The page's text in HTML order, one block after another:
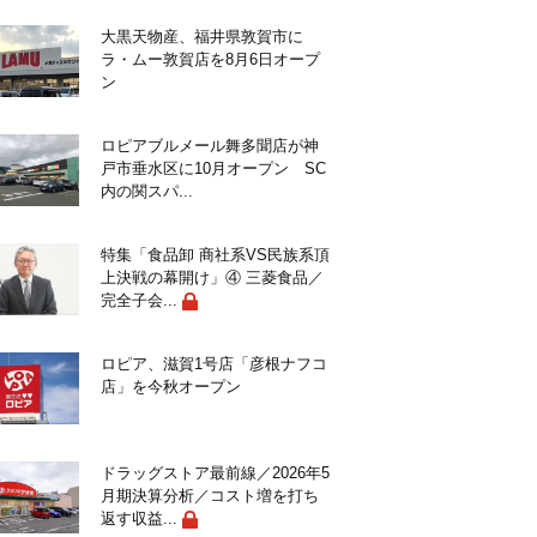
大黒天物産、福井県敦賀市に
ラ・ムー敦賀店を8月6日オープ
ン
ロピアブルメール舞多聞店が神
戸市垂水区に10月オープン SC
内の関スパ...
特集「食品卸 商社系VS民族系頂
上決戦の幕開け」④ 三菱食品／
完全子会...
ロピア、滋賀1号店「彦根ナフコ
店」を今秋オープン
ドラッグストア最前線／2026年5
月期決算分析／コスト増を打ち
返す収益...